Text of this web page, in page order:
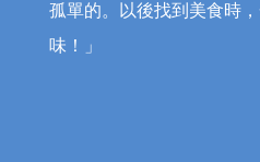
孤單的。以後找到美食時
味！」